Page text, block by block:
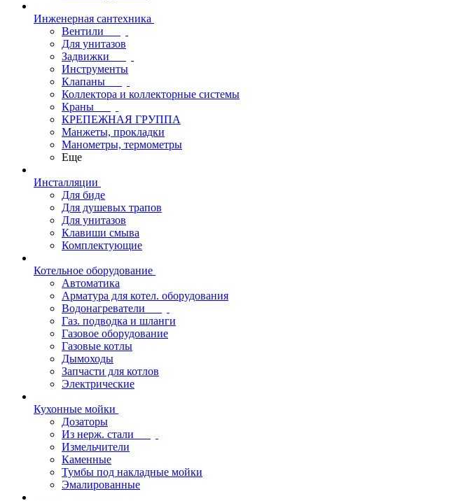
Инженерная сантехника
Вентили
Для унитазов
Задвижки
Инструменты
Клапаны
Коллектора и коллекторные системы
Краны
КРЕПЕЖНАЯ ГРУППА
Манжеты, прокладки
Манометры, термометры
Еще
Инсталляции
Для биде
Для душевых трапов
Для унитазов
Клавиши смыва
Комплектующие
Котельное оборудование
Автоматика
Арматура для котел. оборудования
Водонагреватели
Газ. подводка и шланги
Газовое оборудование
Газовые котлы
Дымоходы
Запчасти для котлов
Электрические
Кухонные мойки
Дозаторы
Из нерж. стали
Измельчители
Каменные
Тумбы под накладные мойки
Эмалированные